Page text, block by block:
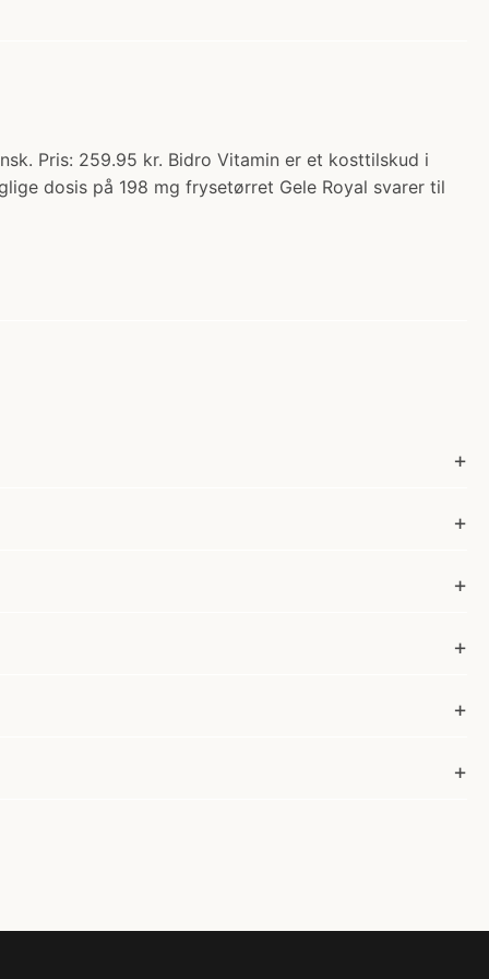
Pris: 259.95 kr. Bidro Vitamin er et kosttilskud i
dosis på 198 mg frysetørret Gele Royal svarer til